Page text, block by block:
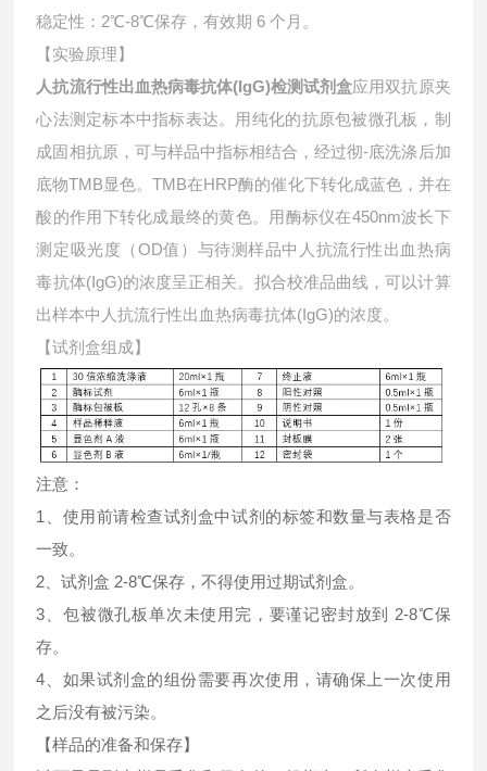
稳定性：2℃-8℃保存，有效期 6 个月。
【实验原理】
人抗流行性出血热病毒抗体(IgG)检测试剂盒应用双抗原夹
心法测定标本中指标表达。用纯化的抗原包被微孔板，制
成固相抗原，可与样品中指标相结合，经过彻-底洗涤后加
底物TMB显色。TMB在HRP酶的催化下转化成蓝色，并在
酸的作用下转化成最终的黄色。用酶标仪在450nm波长下
测定吸光度（OD值）与待测样品中 人抗流行性出血热病
毒抗体(IgG)的浓度呈正相关。拟合校准品曲线，可以计算
出样本中 人抗流行性出血热病毒抗体(IgG)的浓度。
【试剂盒组成】
注意：
1、使用前请检查试剂盒中试剂的标签和数量与表格是否
一致。
2、试剂盒 2-8℃保存，不得使用过期试剂盒。
3、包被微孔板单次未使用完，要谨记密封放到 2-8℃保
存。
4、如果试剂盒的组份需要再次使用，请确保上一次使用
之后没有被污染。
【样品的准备和保存】